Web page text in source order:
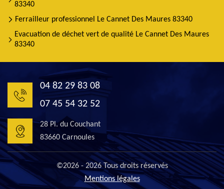
83340
Ferrailleur professionnel Le Cannet Des Maures 83340
Evacuation de déchet vert de qualité Le Cannet Des Maures
83340
04 82 29 83 08
07 45 54 32 52
28 Pl. du Couchant
83660 Carnoules
©2026 - 2026 Tous droits réservés
Mentions légales